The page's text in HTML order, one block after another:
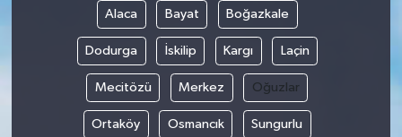
Alaca Bayat Boğazkale
Dodurga İskilip Kargı Laçin
Mecitözü Merkez Oğuzlar
Ortaköy Osmancık Sungurlu